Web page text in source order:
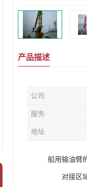
产品描述
公司
服务
地址
船用输油臂
对接区域